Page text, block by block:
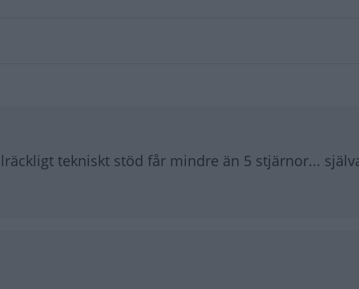
tekniskt stöd får mindre än 5 stjärnor...